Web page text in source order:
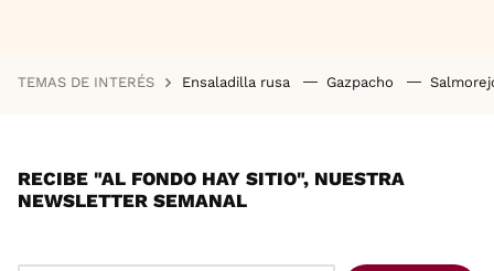
TEMAS DE INTERÉS Ensaladilla rusa Gazpacho
RECIBE "AL FONDO HAY SITIO", NUESTRA
NEWSLETTER SEMANAL